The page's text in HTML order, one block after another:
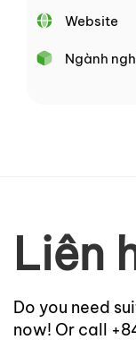
Website
Ngành
Liên
Do you need
now! Or call